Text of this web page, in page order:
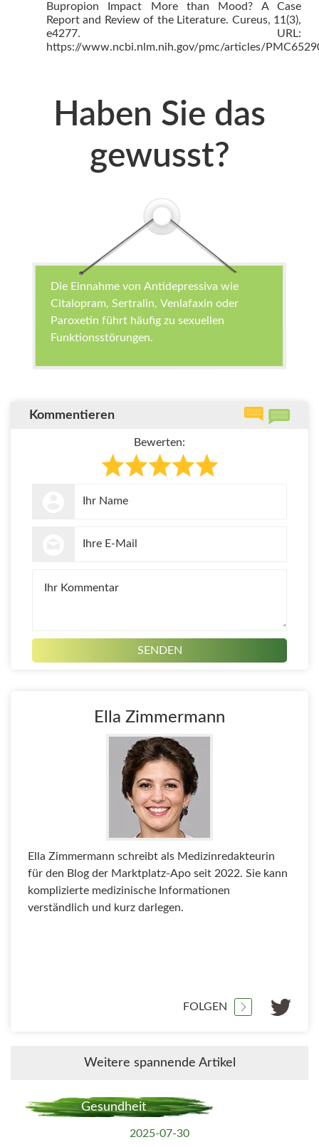
Bupropion Impact More than Mood? A Case
Report and Review of the Literature. Cureus, 11(3),
e4277. URL:
https://www.ncbi.nlm.nih.gov/pmc/articles/
Haben Sie das
gewusst?
Die Einnahme von Antidepressiva wie
Citalopram, Sertralin, Venlafaxin oder
Paroxetin führt häufig zu sexuellen
Funktionsstörungen.
Kommentieren
Bewerten:
Ella Zimmermann
Ella Zimmermann schreibt als Medizinredakteurin
für den Blog der Marktplatz-Apo seit 2022. Sie kann
komplizierte medizinische Informationen
verständlich und kurz darlegen.
FOLGEN
Weitere spannende Artikel
Gesundheit
2025-07-30